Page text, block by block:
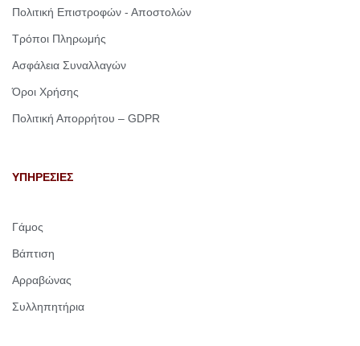
Πολιτική Επιστροφών - Αποστολών
Τρόποι Πληρωμής
Ασφάλεια Συναλλαγών
Όροι Χρήσης
Πολιτική Απορρήτου – GDPR
ΥΠΗΡΕΣΙΕΣ
Γάμος
Βάπτιση
Αρραβώνας
Συλληπητήρια